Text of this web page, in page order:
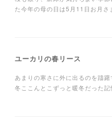
た今年の母の日は5月11日お月さ
ユーカリの春リース
あまりの寒さに外に出るのを躊
冬ここんとこずっと暖冬だった記